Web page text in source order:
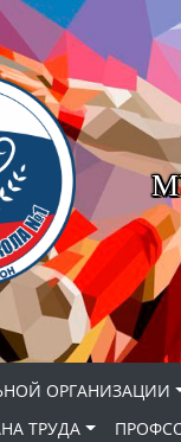
ОРГАНИЗАЦИИ
ТРУДА